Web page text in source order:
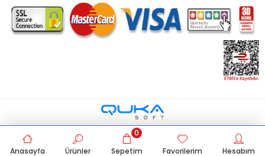
Anasayfa Ürünler Sepetim
0
Favorilerim
Hesabım